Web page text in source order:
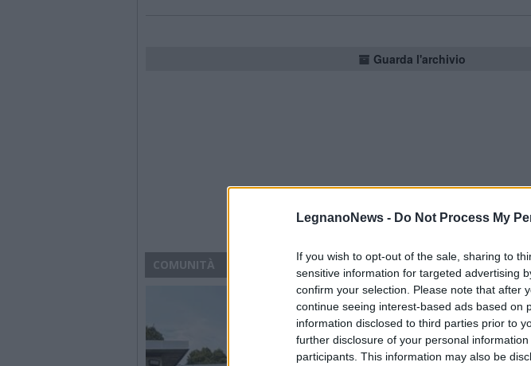
LegnanoNews - Do Not Process My
If you wish to opt-out of the sale, sharing to
sensitive information for targeted advertising
confirm your selection. Please note that after
continue seeing interest-based ads based on
information disclosed to third parties prior to
further disclosure of your personal
participants. This information may also be
Guarda l'archivio
COMUNITÀ